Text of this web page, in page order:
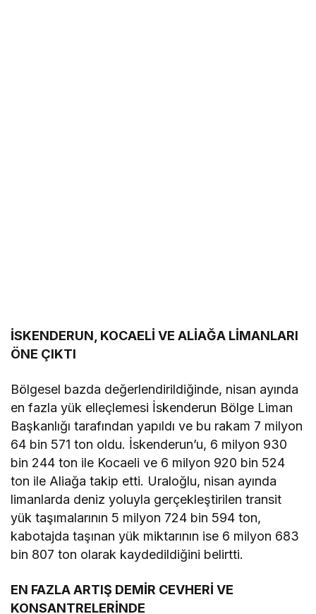
İSKENDERUN, KOCAELİ VE ALİAĞA LİMANLARI
ÖNE ÇIKTI
Bölgesel bazda değerlendirildiğinde, nisan ayında
en fazla yük elleçlemesi İskenderun Bölge Liman
Başkanlığı tarafından yapıldı ve bu rakam 7 milyon
64 bin 571 ton oldu. İskenderun’u, 6 milyon 930
bin 244 ton ile Kocaeli ve 6 milyon 920 bin 524
ton ile Aliağa takip etti. Uraloğlu, nisan ayında
limanlarda deniz yoluyla gerçekleştirilen transit
yük taşımalarının 5 milyon 724 bin 594 ton,
kabotajda taşınan yük miktarının ise 6 milyon 683
bin 807 ton olarak kaydedildiğini belirtti.
EN FAZLA ARTIŞ DEMİR CEVHERİ VE
KONSANTRELERİNDE